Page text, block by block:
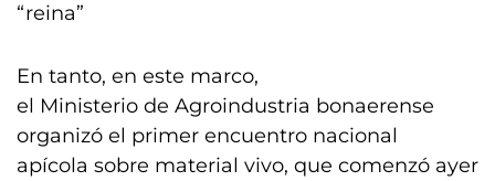
“reina”
En tanto, en este marco,
el Ministerio de Agroindustria bonaerense
organizó el primer encuentro nacional
apícola sobre material vivo, que comenzó ayer